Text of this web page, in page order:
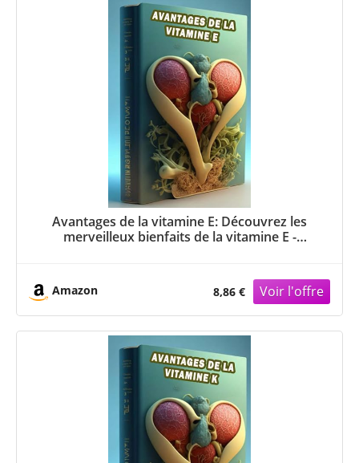
Avantages de la vitamine E: Découvrez les
merveilleux bienfaits de la vitamine E -
Amazon 8,86 €